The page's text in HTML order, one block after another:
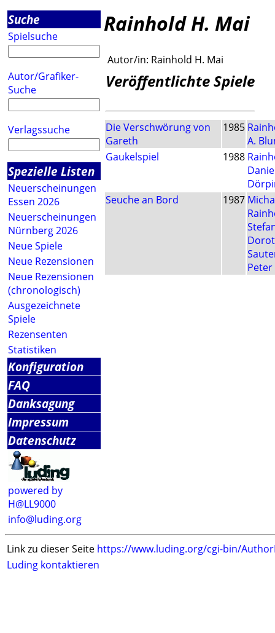
Suche
Spielsuche
Autor/Grafiker-
Suche
Verlagssuche
Spezielle Listen
Neuerscheinungen
Essen 2026
Neuerscheinungen
Nürnberg 2026
Neue Spiele
Neue Rezensionen
Neue Rezensionen
(chronologisch)
Ausgezeichnete
Spiele
Rezensenten
Statistiken
Konfiguration
FAQ
Danksagung
Impressum
Datenschutz
powered by
H@LL9000
info@luding.org
Rainhold H. Mai
Autor/in: Rainhold H. Mai
Veröffentlichte Spiele
Die Verschwörung von
Gareth
1985
A.
Gaukelspiel
1988
Seuche an Bord
1987
Peter
Link zu dieser Seite https://www.luding.org/cgi-bin/
Luding kontaktieren